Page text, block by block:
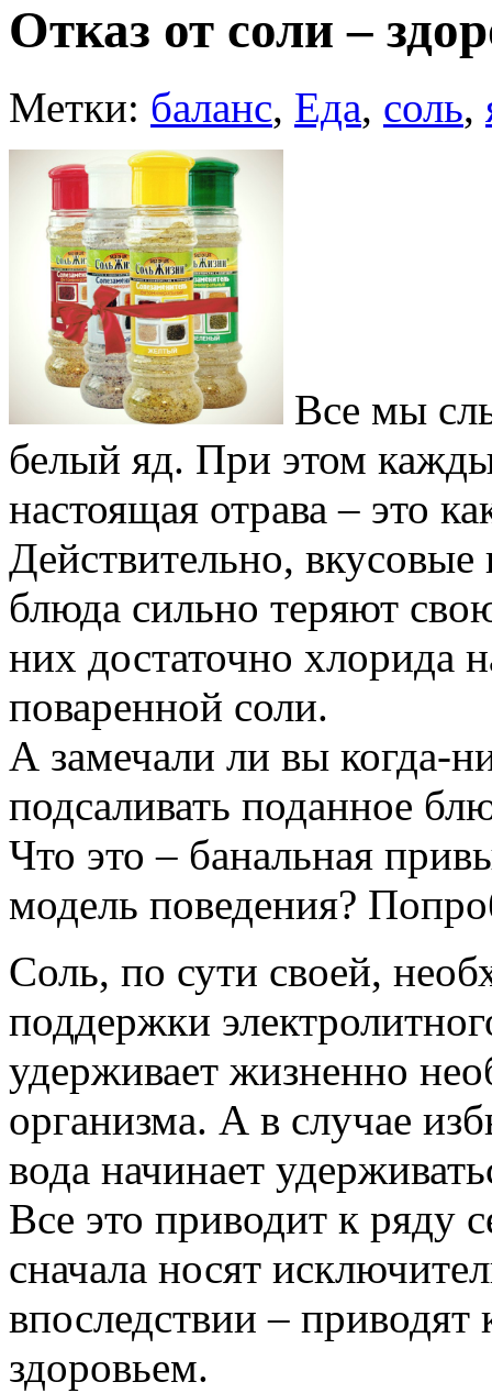
Отказ от соли –
Метки: баланс, Еда, соль,
Все мы
белый яд. При этом
настоящая отрава – это
Действительно,
блюда сильно теряют
них достаточно хлорида
поваренной соли.
А замечали ли вы когда-
подсаливать поданное
Что это – банальная
модель поведения?
Соль, по сути своей,
поддержки
удерживает жизненно
организма. А в случае
вода начинает
Все это приводит к ряду
сначала носят
впоследствии –
здоровьем.